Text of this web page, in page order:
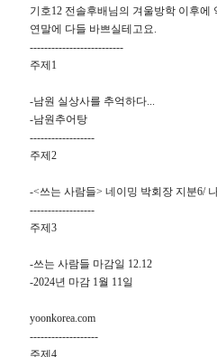
기호12 전솔후배님의 겨울방학 이후
연말에 다들 바쁘실테고요.
--------------------------
주제1
-남원 실상사를 추억하다...
-남원추어탕
------------------
주제2
-<쓰는 사람들> 네이밍 박회장 지분6/
------------------
주제3
-쓰는 사람들 마감일 12.12
-2024년 마감 1월 11일
yoonkorea.com
-------------------
주제4